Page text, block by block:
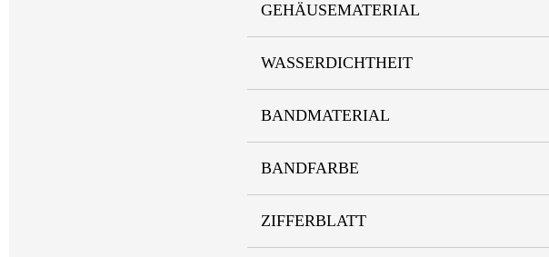
GEHÄUSEMATERIAL
WASSERDICHTHEIT
BANDMATERIAL
BANDFARBE
ZIFFERBLATT